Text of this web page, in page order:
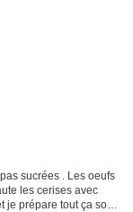
sucrées . Les oeufs
les cerises avec
prépare tout ça sous